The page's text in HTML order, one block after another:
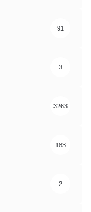
91
3
3263
183
2